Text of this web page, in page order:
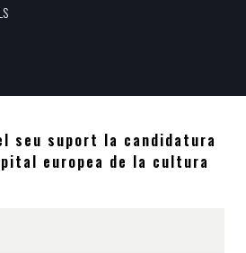
seu suport la candidatura
europea de la cultura